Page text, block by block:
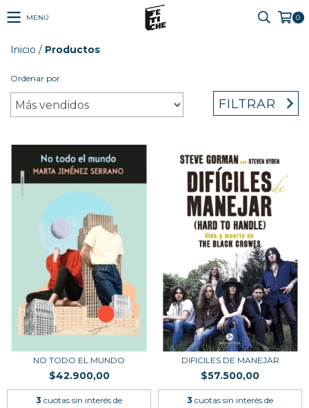
MENÚ 0
Inicio / Productos
Ordenar por
FILTRAR
NO TODO EL MUNDO
$42.900,00
3 cuotas sin interés de
DIFICILES DE MANEJAR
$57.500,00
3 cuotas sin interés de